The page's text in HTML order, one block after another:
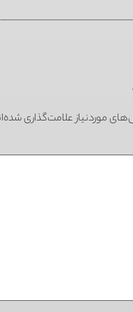
موردنیاز علامت‌گذاری